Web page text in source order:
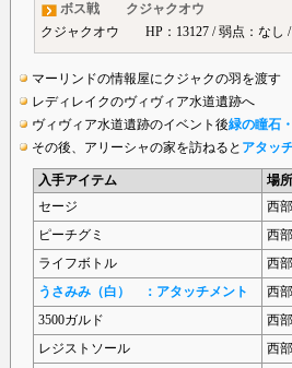
ボス戦 クジャクオウ
クジャクオウ HP：13127 / 弱点：なし /
マーリンドの情報屋にクジャクの羽を渡す
レディレイクのヴィヴィア水道遺跡へ
ヴィヴィア水道遺跡のイベント後緑の瞳石
その後、アリーシャの家を訪ねると アタッ
入手アイテム
場所
セージ
西
ピーチグミ
西
ライフボトル
西
うさみみ（白） ：アタッチメント
西
3500ガルド
西
レジストソール
西